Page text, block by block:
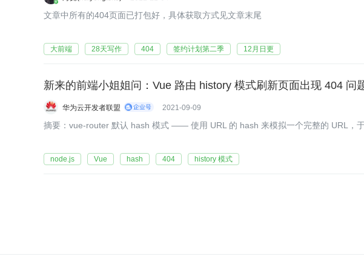
文章中所有的404页面已打包好，具体获取方式见文章末尾
大前端 28天写作 404 签约计划第二季 12月日更
新来的前端小姐姐问：Vue 路由 history 模式刷新页面出现 404 问
华为云开发者联盟 2021-09-09
摘要：vue-router 默认 hash 模式 —— 使用 URL 的 hash 来模拟一个完整的 URL，于
node.js Vue hash 404 history 模式